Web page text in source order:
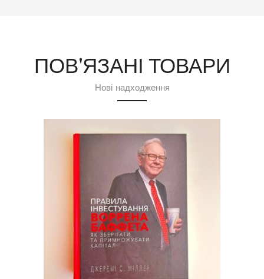
ПОВ'ЯЗАНІ ТОВАРИ
Нові надходження